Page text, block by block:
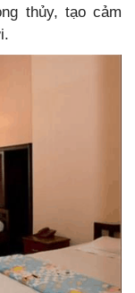
thủy, tạo cảm